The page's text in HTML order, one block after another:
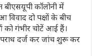
बीएसयूपी कॉलोनी में
दो पक्षों के बीच
को गंभीर चोटें आई हैं।
दर्ज कर जांच शुरू कर